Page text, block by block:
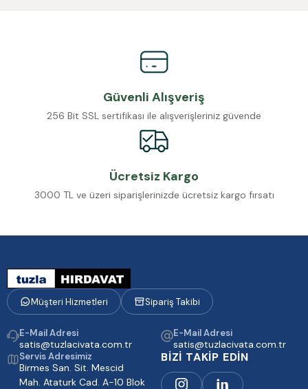
Güvenli Alışveriş
256 Bit SSL sertifikası ile alışverişleriniz güvende
Ücretsiz Kargo
3000 TL ve üzeri siparişlerinizde ücretsiz kargo fırsatı
Müşteri Hizmetleri Sipariş Takibi
E-Mail Adresi
satis@tuzlacivata.com.tr
E-Mail Adresi
satis@tuzlacivata.com.tr
Servis Adresimiz
Birmes San. Sit. Mescid
Mah. Ataturk Cad. A-10 Blok
BİZİ TAKİP EDİN